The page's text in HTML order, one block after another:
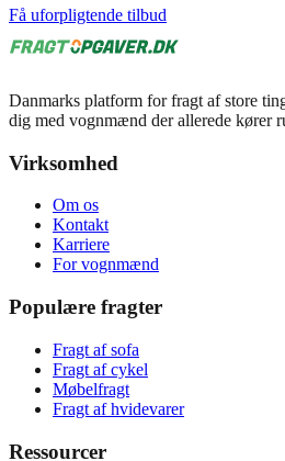
Få uforpligtende tilbud
Danmarks platform for fragt af store
dig med vognmænd der allerede kører
Virksomhed
Om os
Kontakt
Karriere
For vognmænd
Populære fragter
Fragt af sofa
Fragt af cykel
Møbelfragt
Fragt af hvidevarer
Ressourcer